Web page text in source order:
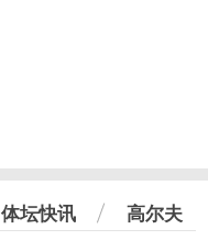
体坛快讯 高尔夫